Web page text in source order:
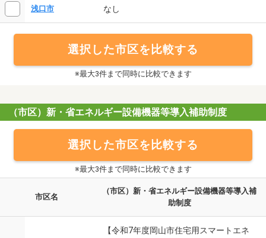
浅口市 なし
選択した市区を比較する
※最大3件まで同時に比較できます
（市区）新・省エネルギー設備機器等導入補助制度
選択した市区を比較する
※最大3件まで同時に比較できます
市区名
（市区）新・省エネルギー設備機器等導入補
助制度
【令和7年度岡山市住宅用スマートエネ